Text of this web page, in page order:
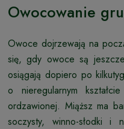
Owocowanie
Owoce dojrzewają na
się, gdy owoce są
osiągają dopiero po
o nieregularnym
ordzawionej. Miąższ ma
soczysty, winno-słodki i